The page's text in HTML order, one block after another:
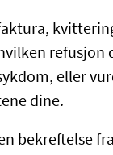
eller
dine.
bekreftelse